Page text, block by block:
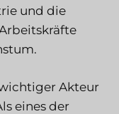
und die
Akteur
eines der